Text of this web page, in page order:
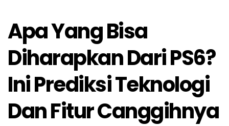
Apa Yang Bisa
Diharapkan Dari PS6?
Ini Prediksi Teknologi
Dan Fitur Canggihnya